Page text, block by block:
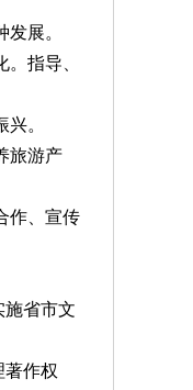
展。
指导、
。
旅游产
作、宣传
施省市文
著作权